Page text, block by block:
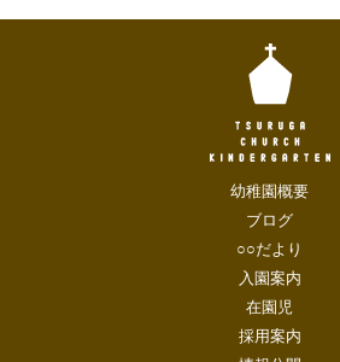
幼稚園概要
ブログ
○○だより
入園案内
在園児
採用案内